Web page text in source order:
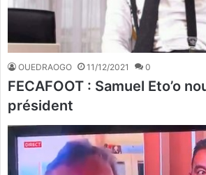
OUEDRAOGO 11/12/2021 0
FECAFOOT : Samuel Eto’o
président